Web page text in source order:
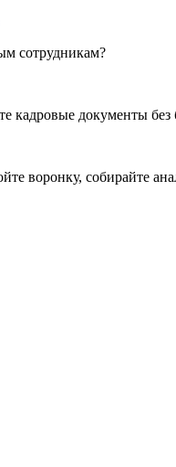
сотрудникам?
кадровые документы
воронку, собирайте